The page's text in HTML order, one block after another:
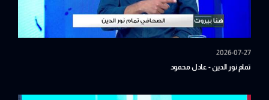
2026-07-27
تمام نور الدين - عادل محمود